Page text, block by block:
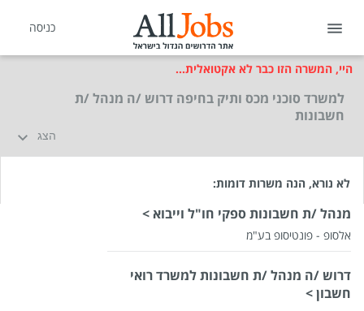
כניסה
היי, המשרה הזו כבר לא אקטואלית...
למשרד סוכני מכס ותיק בחיפה דרוש /ה מנהל /ת
חשבונות
הצג
לא נורא, הנה משרות דומות:
מנהל /ת חשבונות ספקי חו"ל וייבוא >
אלסופ - פונטיסופ בע"מ
דרוש /ה מנהל /ת חשבונות למשרד רואי
חשבון >